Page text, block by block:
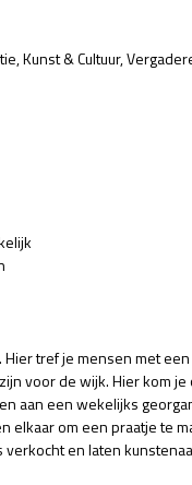
Kunst & Cultuur
tref je mensen met
voor de wijk. Hier kom
aan een wekelijks
elkaar om een praatje te
en laten